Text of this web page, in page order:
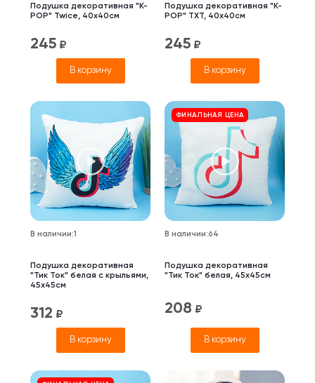
Подушка декоративная "K-
POP" Twice, 40x40см
245 ₽
В корзину
Подушка декоративная "K-
POP" TXT, 40x40см
245 ₽
В корзину
В наличии:1
Подушка декоративная
"Тик Ток" белая с крыльями,
45x45см
312 ₽
В корзину
ФИНАЛЬНАЯ ЦЕНА
В наличии:64
Подушка декоративная
"Тик Ток" белая, 45x45см
208 ₽
В корзину